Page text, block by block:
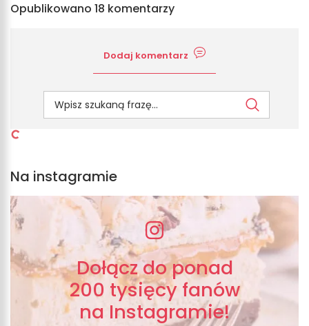
Opublikowano 18 komentarzy
Dodaj komentarz
Na instagramie
Dołącz do ponad
200 tysięcy fanów
na Instagramie!